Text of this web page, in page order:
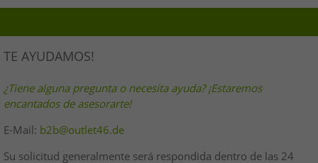
TE AYUDAMOS!
¿Tiene alguna pregunta o necesita ayuda? ¡Estaremos
encantados de asesorarte!
E-Mail: b2b@outlet46.de
Su solicitud generalmente será respondida dentro de las 24